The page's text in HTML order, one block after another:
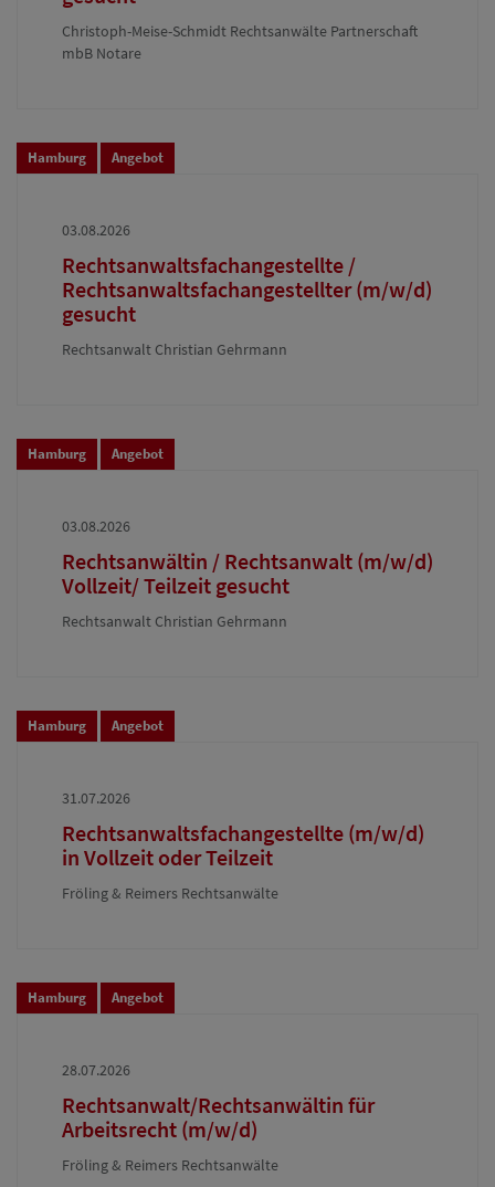
Christoph-Meise-Schmidt Rechtsanwälte Partnerschaft
mbB Notare
Hamburg Angebot
03.08.2026
Rechtsanwaltsfachangestellte /
Rechtsanwaltsfachangestellter (m/w/d)
gesucht
Rechtsanwalt Christian Gehrmann
Hamburg Angebot
03.08.2026
Rechtsanwältin / Rechtsanwalt (m/w/d)
Vollzeit/ Teilzeit gesucht
Rechtsanwalt Christian Gehrmann
Hamburg Angebot
31.07.2026
Rechtsanwaltsfachangestellte (m/w/d)
in Vollzeit oder Teilzeit
Fröling & Reimers Rechtsanwälte
Hamburg Angebot
28.07.2026
Rechtsanwalt/Rechtsanwältin für
Arbeitsrecht (m/w/d)
Fröling & Reimers Rechtsanwälte